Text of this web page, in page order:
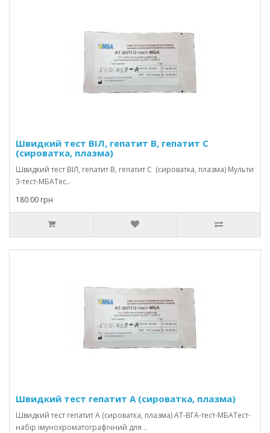
Швидкий тест ВІЛ, гепатит В, гепатит С
(сироватка, плазма)
Швидкий тест ВІЛ, гепатит В, гепатит С (сироватка, плазма) Мульти
3-тест-МБАТес..
180.00 грн
Швидкий тест гепатит А (сироватка, плазма)
Швидкий тест гепатит А (сироватка, плазма) АТ-ВГА-тест-МБАТест-
набір імунохроматографічний для ..